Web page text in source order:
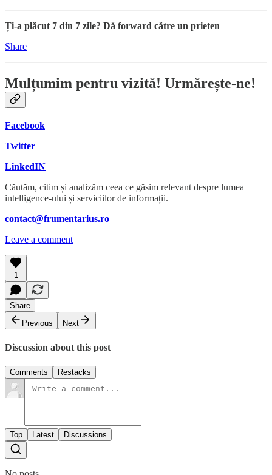
Ți-a plăcut 7 din 7 zile? Dă forward către un prieten
Share
Mulțumim pentru vizită! Urmărește-ne!
Facebook
Twitter
LinkedIN
Căutăm, citim și analizăm ceea ce găsim relevant despre lumea
intelligence-ului și serviciilor de informații.
contact@frumentarius.ro
Leave a comment
1
Share
Previous
Next
Discussion about this post
Comments Restacks
Top Latest Discussions